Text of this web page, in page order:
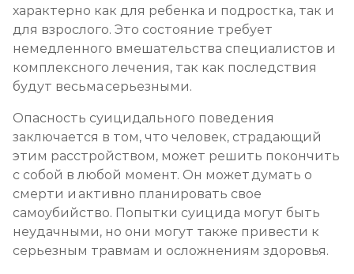
характерно как для ребенка и подростка, так и
для взрослого. Это состояние требует
немедленного вмешательства специалистов и
комплексного лечения, так как последствия
будут весьма серьезными.
Опасность суицидального поведения
заключается в том, что человек, страдающий
этим расстройством, может решить покончить
с собой в любой момент. Он может думать о
смерти и активно планировать свое
самоубийство. Попытки суицида могут быть
неудачными, но они могут также привести к
серьезным травмам и осложнениям здоровья.